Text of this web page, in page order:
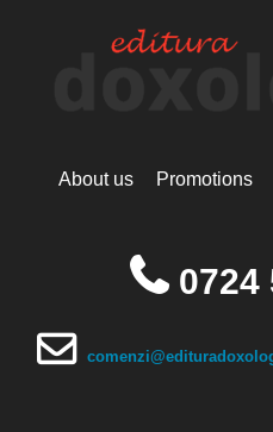
About us Promotions
0724